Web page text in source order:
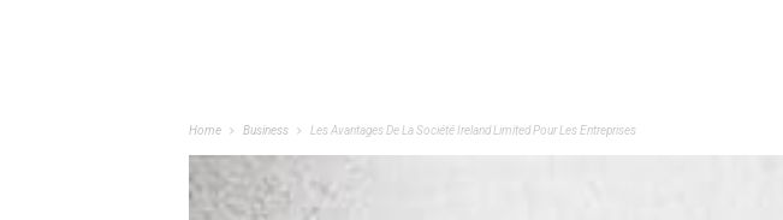
Home Business Les Avantages De La Société Ireland Limited Pour Les Entreprises